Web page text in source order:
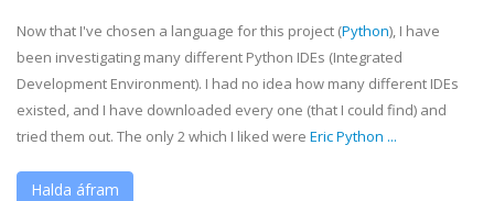
Now that I've chosen a language for this project (Python), I have
been investigating many different Python IDEs (Integrated
Development Environment). I had no idea how many different IDEs
existed, and I have downloaded every one (that I could find) and
tried them out. The only 2 which I liked were Eric Python ...
Halda áfram